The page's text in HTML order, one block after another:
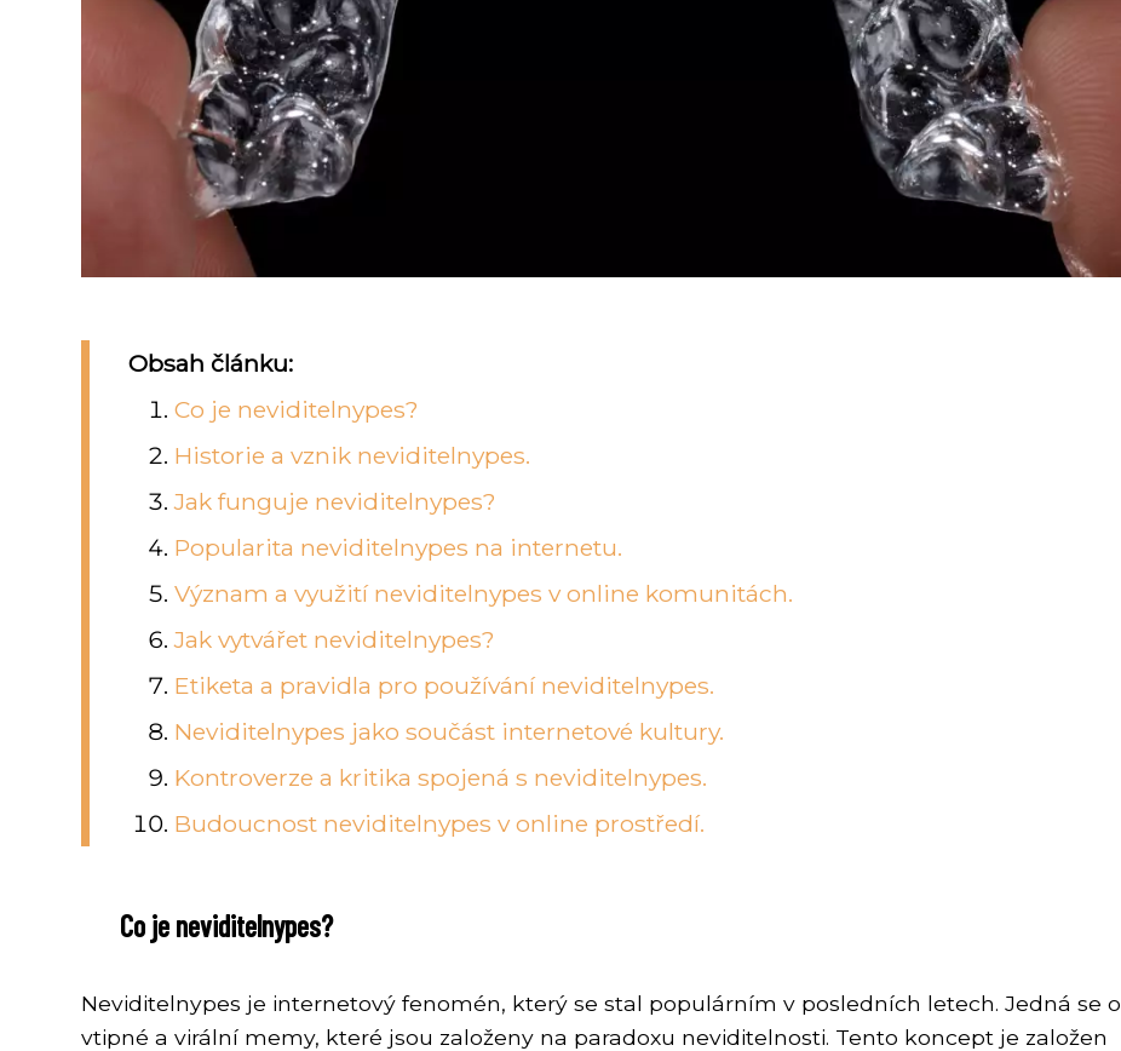
Obsah článku:
Co je neviditelnypes?
Historie a vznik neviditelnypes.
Jak funguje neviditelnypes?
Popularita neviditelnypes na internetu.
Význam a využití neviditelnypes v online komunitách.
Jak vytvářet neviditelnypes?
Etiketa a pravidla pro používání neviditelnypes.
Neviditelnypes jako součást internetové kultury.
Kontroverze a kritika spojená s neviditelnypes.
Budoucnost neviditelnypes v online prostředí.
Co je neviditelnypes?
Neviditelnypes je internetový fenomén, který se stal populárním v posledních letech. Jedná se o
vtipné a virální memy, které jsou založeny na paradoxu neviditelnosti. Tento koncept je založen